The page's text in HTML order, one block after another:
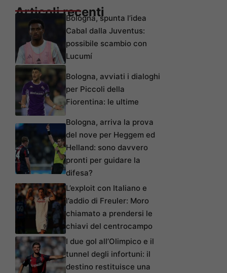
Articoli recentiBologna, spunta l’idea
Cabal dalla Juventus:
possibile scambio con
Lucumí
Bologna, avviati i dialoghi
per Piccoli della
Fiorentina: le ultime
Bologna, arriva la prova
del nove per Heggem ed
Helland: sono davvero
pronti per guidare la
difesa?
L’exploit con Italiano e
l’addio di Freuler: Moro
chiamato a prendersi le
chiavi del centrocampo
I due gol all’Olimpico e il
tunnel degli infortuni: il
destino restituisce una